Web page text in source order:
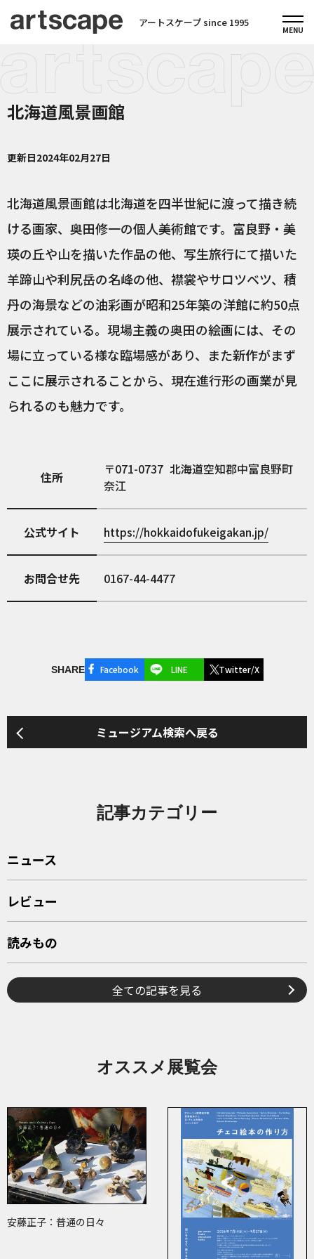
アートスケープ since 1995
北海道風景画館
更新日2024年02月27日
北海道風景画館は北海道を四半世紀に渡って描き続
ける画家、奥田修一の個人美術館です。富良野・美
瑛の丘や山を描いた作品の他、写生旅行にて描いた
羊蹄山や利尻岳の名峰の他、襟裳やサロツベツ、積
丹の海景などの油彩画が昭和25年築の洋館に約50点
展示されている。現場主義の奥田の絵画には、その
場に立っている様な臨場感があり、また新作がまず
ここに展示されることから、現在進行形の画業が見
られるのも魅力です。
住所 071-0737 北海道空知郡中富良野町
奈江
公式サイト https://hokkaidofukeigakan.jp/
お問合せ先 0167-44-4477
SHARE Facebook LINE Twitter/X
ミュージアム検索へ戻る
記事カテゴリー
ニュース
レビュー
読みもの
全ての記事を見る
オススメ展覧会
安藤正子：普通の日々